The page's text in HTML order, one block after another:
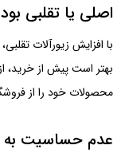
اصلی یا تقلبی
با افزایش زیورآلات
بهتر است پیش از خرید،
محصولات خود را از
عدم حساسیت